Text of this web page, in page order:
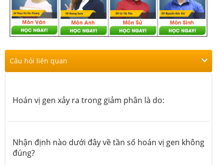
Câu hỏi liên quan
Hoán vị gen xảy ra trong giảm phân là do:
Nhận định nào dưới đây về tần số hoán vị gen không
đúng?